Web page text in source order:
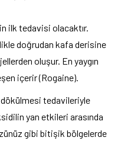
ilk tedavisi olacaktır.
doğrudan kafa derisine
oluşur. En yaygın
içerir (Rogaine).
tedavileriyle
yan etkileri arasında
gibi bitişik bölgelerde